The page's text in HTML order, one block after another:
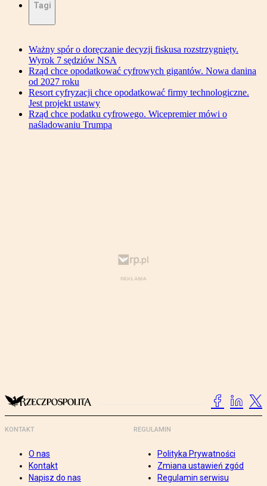
Tagi
Ważny spór o doręczanie decyzji fiskusa rozstrzygnięty.
Wyrok 7 sędziów NSA
Rząd chce opodatkować cyfrowych gigantów. Nowa danina
od 2027 roku
Resort cyfryzacji chce opodatkować firmy technologiczne.
Jest projekt ustawy
Rząd chce podatku cyfrowego. Wicepremier mówi o
naśladowaniu Trumpa
KONTAKT
O nas
Kontakt
Napisz do nas
REGULAMIN
Polityka Prywatności
Zmiana ustawień zgód
Regulamin serwisu